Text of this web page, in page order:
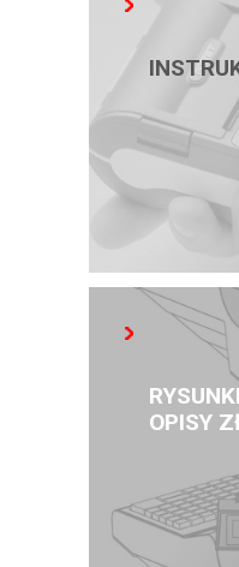
OPISY